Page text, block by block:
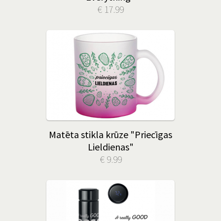
€ 17.99
Matēta stikla krūze "Priecīgas
Lieldienas"
€ 9.99